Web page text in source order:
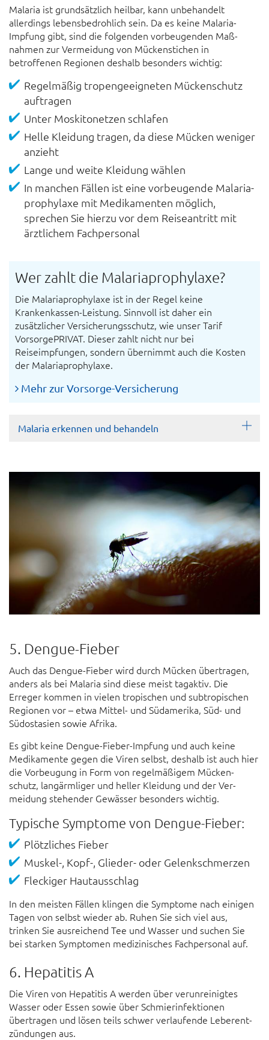
Malaria ist grundsätzlich heilbar, kann un­behandelt
allerdings lebens­bedroh­lich sein. Da es keine Malaria-
Impfung gibt, sind die folgenden vor­beugen­den Maß­
nahmen zur Ver­meidung von Mücken­stichen in
betroffenen Regionen deshalb besonders wichtig:
Regel­mäßig tropen­geeigneten Mücken­schutz
auf­tragen
Unter Moskito­netzen schlafen
Helle Kleidung tragen, da diese Mücken weniger
anzieht
Lange und weite Kleidung wählen
In manchen Fällen ist eine vor­beugende Malaria­
prophylaxe mit Medi­kamenten möglich,
sprechen Sie hierzu vor dem Reise­antritt mit
ärztlichem Fach­personal
Wer zahlt die Malariaprophylaxe?
Die Malariaprophylaxe ist in der Regel keine
Krankenkassen-Leistung. Sinnvoll ist daher ein
zusätzlicher Versicherungsschutz, wie unser Tarif
VorsorgePRIVAT. Dieser zahlt nicht nur bei
Reiseimpfungen, sondern übernimmt auch die Kosten
der Malariaprophylaxe.
Mehr zur Vorsorge-Versicherung
Malaria erkennen und behandeln
5. Dengue-Fieber
Auch das Dengue-Fieber wird durch Mücken übertragen,
anders als bei Malaria sind diese meist tagaktiv. Die
Erreger kommen in vielen tropischen und sub­tropischen
Regionen vor – etwa Mittel- und Süd­amerika, Süd- und
Süd­ost­asien sowie Afrika.
Es gibt keine Dengue-Fieber-Impfung und auch keine
Medi­kamente gegen die Viren selbst, deshalb ist auch hier
die Vor­beugung in Form von regel­mäßigem Mücken­
schutz, lang­ärmliger und heller Kleidung und der Ver­
meidung stehender Gewässer besonders wichtig.
Typische Symptome von Dengue-Fieber:
Plötz­liches Fieber
Muskel-, Kopf-, Glieder- oder Gelenk­schmerzen
Fleckiger Haut­aus­schlag
In den meisten Fällen klingen die Symptome nach einigen
Tagen von selbst wieder ab. Ruhen Sie sich viel aus,
trinken Sie aus­reichend Tee und Wasser und suchen Sie
bei starken Symptomen medi­zinisches Fach­personal auf.
6. Hepatitis A
Die Viren von Hepatitis A werden über verun­reinigtes
Wasser oder Essen sowie über Schmier­infektionen
übertragen und lösen teils schwer verlaufende Leber­ent­
zündung­en aus.